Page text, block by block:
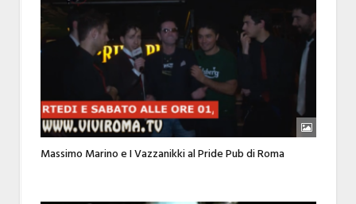
Massimo Marino e I Vazzanikki al Pride Pub di Roma